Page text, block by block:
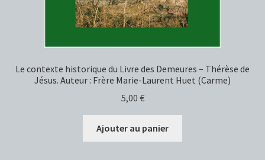
Le contexte historique du Livre des Demeures – Thérèse de
Jésus. Auteur : Frère Marie-Laurent Huet (Carme)
5,00 €
Ajouter au panier